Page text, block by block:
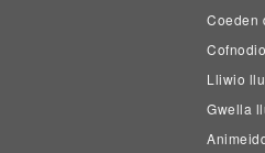
Coeden
Lliwio
Gwella